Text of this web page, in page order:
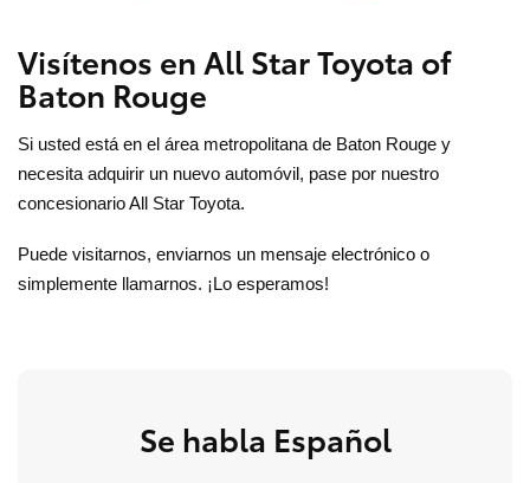
Visítenos en All Star Toyota of
Baton Rouge
Si usted está en el área metropolitana de Baton Rouge y
necesita adquirir un nuevo automóvil, pase por nuestro
concesionario All Star Toyota.
Puede visitarnos, enviarnos un mensaje electrónico o
simplemente llamarnos. ¡Lo esperamos!
Se habla Español